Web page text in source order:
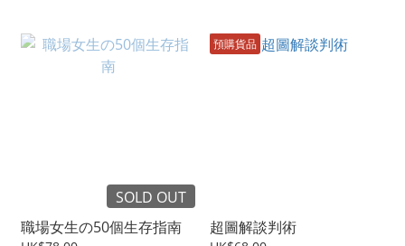
SOLD OUT
職場女生の50個生存指南
預購貨品
超圖解談判術